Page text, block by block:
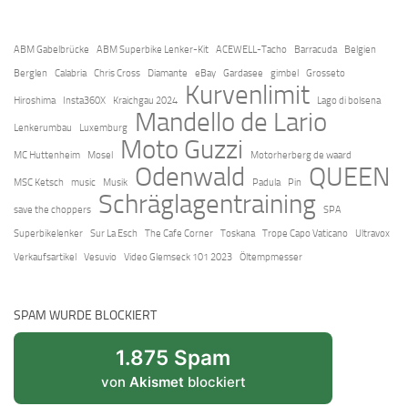
ABM Gabelbrücke ABM Superbike Lenker-Kit ACEWELL-Tacho Barracuda
Belgien
Berglen
Calabria Chris Cross Diamante eBay Gardasee gimbel Grosseto
Hiroshima Insta360X Kraichgau 2024 Kurvenlimit Lago di bolsena
Lenkerumbau Luxemburg Mandello de Lario
MC Huttenheim Mosel Moto Guzzi Motorherberg de waard
MSC Ketsch music Musik Odenwald Padula Pin QUEEN
save the choppers Schräglagentraining
SPA
Superbikelenker
Sur La Esch The Cafe Corner Toskana Trope Capo Vaticano
Ultravox
Verkaufsartikel
Vesuvio Video Glemseck 101 2023 Öltempmesser
SPAM WURDE BLOCKIERT
1.875 Spam
von Akismet blockiert